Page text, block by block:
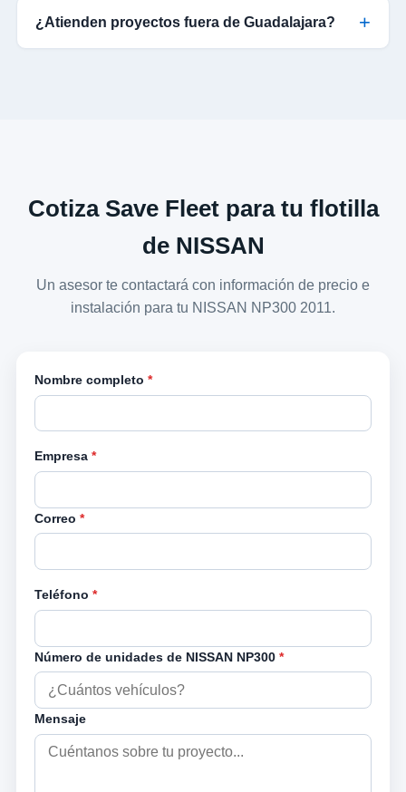
¿Atienden proyectos fuera de Guadalajara?
Cotiza Save Fleet para tu flotilla
de NISSAN
Un asesor te contactará con información de precio e
instalación para tu NISSAN NP300 2011.
Nombre completo *
Empresa *
Correo *
Teléfono *
Número de unidades de NISSAN NP300 *
Mensaje